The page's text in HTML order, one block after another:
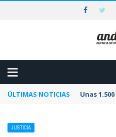
ÚLTIMAS NOTICIAS Unas
JUSTICIA